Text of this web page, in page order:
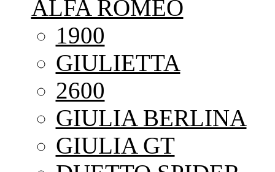
ALFA ROMEO
1900
GIULIETTA
2600
GIULIA BERLINA
GIULIA GT